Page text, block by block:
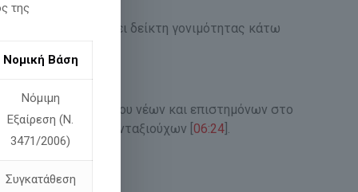
πληθυσμός έχει δείκτη γονιμότητας κάτω
1,1 εκατομμυρίου νέων και επιστημόνων στο
και χαμηλοσυνταξιούχων [06:24 ].
της
Νομική Βάση
Νόμιμη
Εξαίρεση (Ν.
3471/2006)
Συγκατάθεση